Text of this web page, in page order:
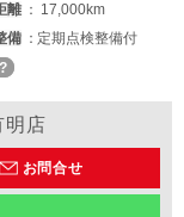
離
17,000km
備
定期点検整備付
明店
お問合せ